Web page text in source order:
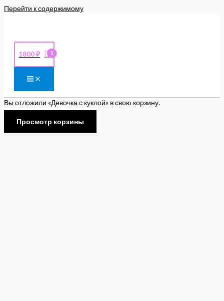
Перейти к содержимому
1800₽
Вы отложили «Девочка с куклой» в свою корзину.
Просмотр корзины